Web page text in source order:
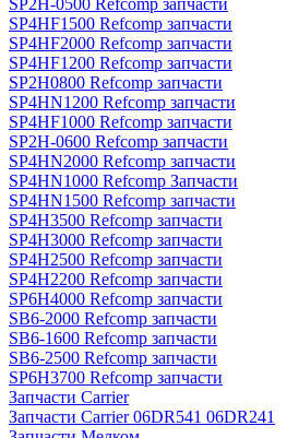
SP2H-0500 Refcomp запчасти
SP4HF1500 Refcomp запчасти
SP4HF2000 Refcomp запчасти
SP4HF1200 Refcomp запчасти
SP2H0800 Refcomp запчасти
SP4HN1200 Refcomp запчасти
SP4HF1000 Refcomp запчасти
SP2H-0600 Refcomp запчасти
SP4HN2000 Refcomp запчасти
SP4HN1000 Refcomp Запчасти
SP4HN1500 Refcomp запчасти
SP4H3500 Refcomp запчасти
SP4H3000 Refcomp запчасти
SP4H2500 Refcomp запчасти
SP4H2200 Refcomp запчасти
SP6H4000 Refcomp запчасти
SB6-2000 Refcomp запчасти
SB6-1600 Refcomp запчасти
SB6-2500 Refcomp запчасти
SP6H3700 Refcomp запчасти
Запчасти Carrier
Запчасти Carrier 06DR541 06DR241